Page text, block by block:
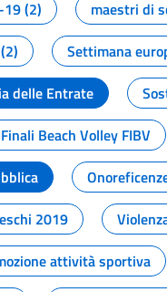
19 (2) maestri di
Settimana
delle Entrate
Finali Beach Volley FIBV
2019
attività sportiva